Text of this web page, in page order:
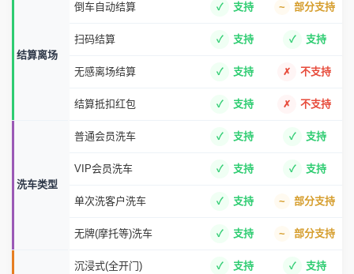
结算离场
倒车自动结算 支持 部分支持
扫码结算 支持 支持
无感离场结算 支持 不支持
结算抵扣红包 支持 不支持
洗车类型
普通会员洗车 支持 支持
VIP会员洗车 支持 支持
单次洗客户洗车 支持 部分支持
无牌(摩托等)洗车 支持 部分支持
沉浸式(全开门) 支持 支持